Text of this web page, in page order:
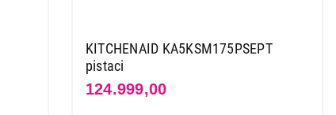
KITCHENAID KA5KSM175PSEPT
pistaci
124.999,00